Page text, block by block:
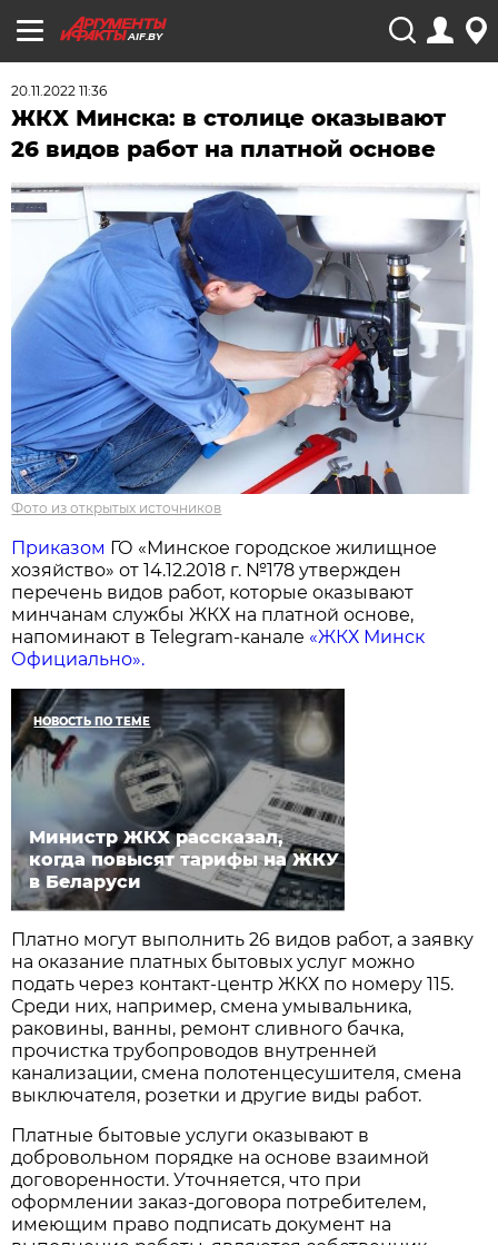
AIF.BY
20.11.2022 11:36
ЖКХ Минска: в столице оказывают
26 видов работ на платной основе
Фото из открытых источников
Приказом ГО «Минское городское жилищное
хозяйство» от 14.12.2018 г. №178 утвержден
перечень видов работ, которые оказывают
минчанам службы ЖКХ на платной основе,
напоминают в Telegram-канале «ЖКХ Минск
Официально».
НОВОСТЬ ПО ТЕМЕ
Министр ЖКХ рассказал,
когда повысят тарифы на ЖКУ
в Беларуси
Платно могут выполнить 26 видов работ, а заявку
на оказание платных бытовых услуг можно
подать через контакт-центр ЖКХ по номеру 115.
Среди них, например, смена умывальника,
раковины, ванны, ремонт сливного бачка,
прочистка трубопроводов внутренней
канализации, смена полотенцесушителя, смена
выключателя, розетки и другие виды работ.
Платные бытовые услуги оказывают в
добровольном порядке на основе взаимной
договоренности. Уточняется, что при
оформлении заказ-договора потребителем,
имеющим право подписать документ на